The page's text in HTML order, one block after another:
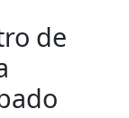
de